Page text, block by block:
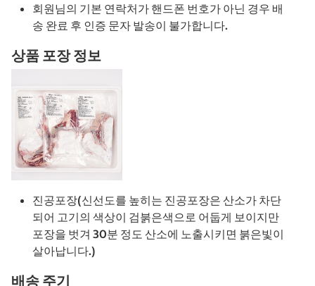
회원님의 기본 연락처가 핸드폰 번호가 아닌 경우 배
송 완료 후 인증 문자 발송이 불가합니다.
상품 포장 정보
진공포장(신선도를 높히는 진공포장은 산소가 차단
되어 고기의 색상이 검붉은색으로 어둡게 보이지만
포장을 벗겨 30분 정도 산소에 노출시키면 붉은빛이
살아납니다.)
배송 주기